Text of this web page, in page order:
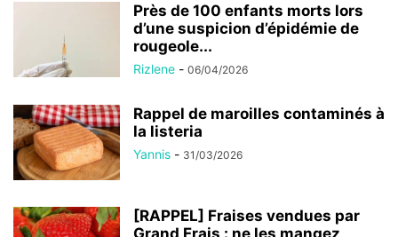
Près de 100 enfants morts lors
d’une suspicion d’épidémie de
rougeole...
Rizlene - 06/04/2026
Rappel de maroilles contaminés à
la listeria
Yannis - 31/03/2026
[RAPPEL] Fraises vendues par
Grand Frais : ne les mangez